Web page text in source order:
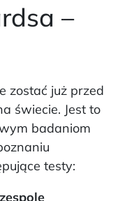
–
zostać już przed
świecie. Jest to
badaniom
testy:
zespole